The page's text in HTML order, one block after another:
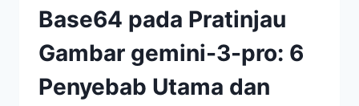
Base64 pada Pratinjau
Gambar gemini-3-pro: 6
Penyebab Utama dan